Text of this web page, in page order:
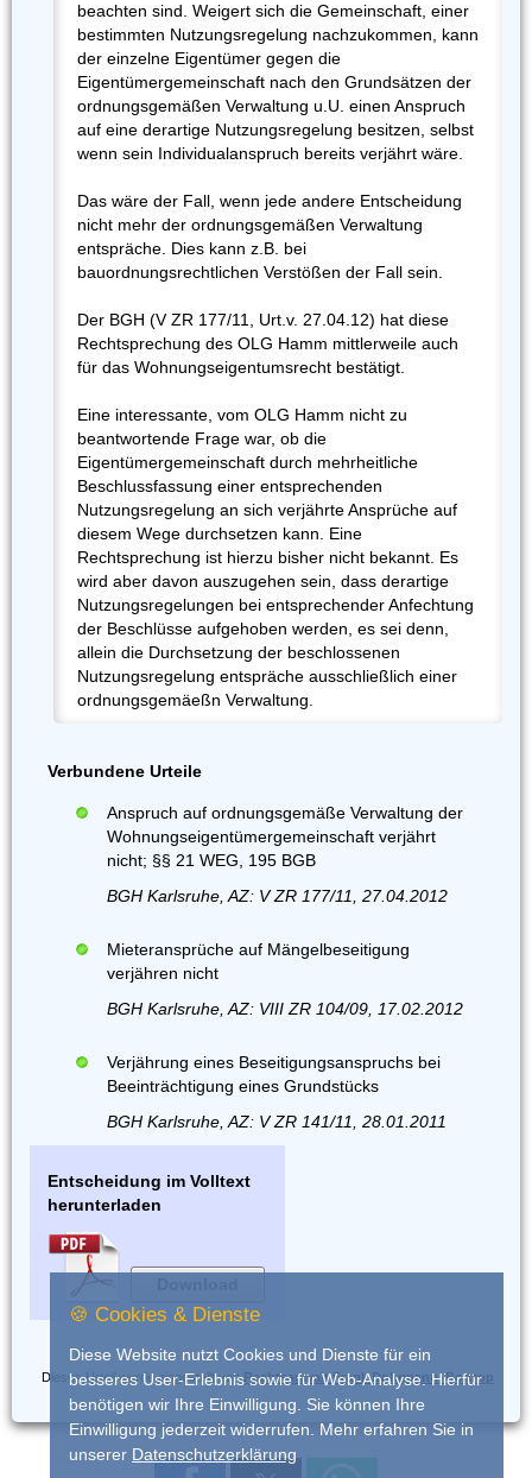
beachten sind. Weigert sich die Gemeinschaft, einer
bestimmten Nutzungsregelung nachzukommen, kann
der einzelne Eigentümer gegen die
Eigentümergemeinschaft nach den Grundsätzen der
ordnungsgemäßen Verwaltung u.U. einen Anspruch
auf eine derartige Nutzungsregelung besitzen, selbst
wenn sein Individualanspruch bereits verjährt wäre.
Das wäre der Fall, wenn jede andere Entscheidung
nicht mehr der ordnungsgemäßen Verwaltung
entspräche. Dies kann z.B. bei
bauordnungsrechtlichen Verstößen der Fall sein.
Der BGH (V ZR 177/11, Urt.v. 27.04.12) hat diese
Rechtsprechung des OLG Hamm mittlerweile auch
für das Wohnungseigentumsrecht bestätigt.
Eine interessante, vom OLG Hamm nicht zu
beantwortende Frage war, ob die
Eigentümergemeinschaft durch mehrheitliche
Beschlussfassung einer entsprechenden
Nutzungsregelung an sich verjährte Ansprüche auf
diesem Wege durchsetzen kann. Eine
Rechtsprechung ist hierzu bisher nicht bekannt. Es
wird aber davon auszugehen sein, dass derartige
Nutzungsregelungen bei entsprechender Anfechtung
der Beschlüsse aufgehoben werden, es sei denn,
allein die Durchsetzung der beschlossenen
Nutzungsregelung entspräche ausschließlich einer
ordnungsgemäeßn Verwaltung.
Verbundene Urteile
Anspruch auf ordnungsgemäße Verwaltung der
Wohnungseigentümergemeinschaft verjährt
nicht; §§ 21 WEG, 195 BGB
BGH Karlsruhe, AZ: V ZR 177/11, 27.04.2012
Mieteransprüche auf Mängelbeseitigung
verjähren nicht
BGH Karlsruhe, AZ: VIII ZR 104/09, 17.02.2012
Verjährung eines Beseitigungsanspruchs bei
Beeinträchtigung eines Grundstücks
BGH Karlsruhe, AZ: V ZR 141/11, 28.01.2011
Entscheidung im Volltext
herunterladen
Dieses Urteil wurde eingestellt vonRechtsanwalt Frank Dohrmann, Bottrop
🍪 Cookies & Dienste
Diese Website nutzt Cookies und Dienste für ein
besseres User-Erlebnis sowie für Web-Analyse. Hierfür
benötigen wir Ihre Einwilligung. Sie können Ihre
Einwilligung jederzeit widerrufen. Mehr erfahren Sie in
unserer Datenschutzerklärung